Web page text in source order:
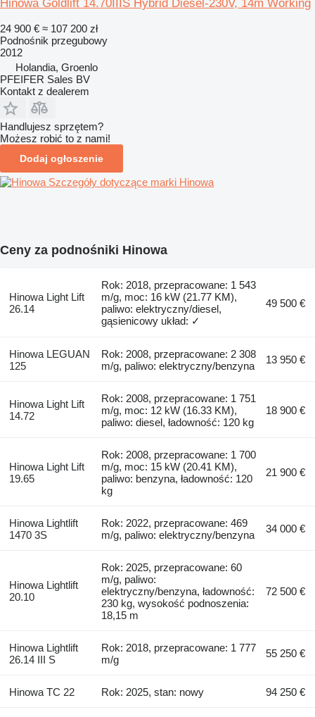
Hinowa Goldlift 14.70IIIS Hybrid Diesel-230V, 14m Working
24 900 € ≈ 107 200 zł
Podnośnik przegubowy
2012
Holandia, Groenlo
PFEIFER Sales BV
Kontakt z dealerem
Handlujesz sprzętem?
Możesz robić to z nami!
Dodaj ogłoszenie
Szczegóły dotyczące marki Hinowa
Ceny za podnośniki Hinowa
Hinowa Light Lift
26.14
Rok: 2018, przepracowane: 1 543
m/g, moc: 16 kW (21.77 KM),
paliwo: elektryczny/diesel,
gąsienicowy układ: ✓
49 500 €
Hinowa LEGUAN
125
Rok: 2008, przepracowane: 2 308
m/g, paliwo: elektryczny/benzyna
13 950 €
Hinowa Light Lift
14.72
Rok: 2008, przepracowane: 1 751
m/g, moc: 12 kW (16.33 KM),
paliwo: diesel, ładowność: 120 kg
18 900 €
Hinowa Light Lift
19.65
Rok: 2008, przepracowane: 1 700
m/g, moc: 15 kW (20.41 KM),
paliwo: benzyna, ładowność: 120
kg
21 900 €
Hinowa Lightlift
1470 3S
Rok: 2022, przepracowane: 469
m/g, paliwo: elektryczny/benzyna
34 000 €
Hinowa Lightlift
20.10
Rok: 2025, przepracowane: 60
m/g, paliwo:
elektryczny/benzyna, ładowność:
230 kg, wysokość podnoszenia:
18,15 m
72 500 €
Hinowa Lightlift
26.14 III S
Rok: 2018, przepracowane: 1 777
m/g
55 250 €
Hinowa TC 22 Rok: 2025, stan: nowy 94 250 €